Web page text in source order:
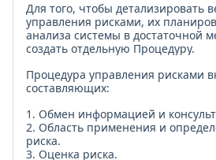
Для того, чтобы детализировать
управления рисками, их
анализа системы в достаточной
создать отдельную Процедуру.
Процедура управления рисками
составляющих:
1. Обмен информацией и
2. Область применения и
риска.
3. Оценка риска.